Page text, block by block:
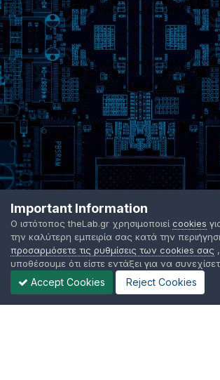
Important Information
Ο ιστότοπος theLab.gr χρησιμοποιεί cookies
την καλύτερη εμπειρία σας κατά την
προσαρμόσετε τις ρυθμίσεις των cookies σας
υποθέσουμε ότι είστε εντάξει για να
Accept Cookies Reject Cookies